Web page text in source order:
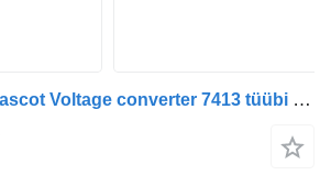
Pingemuundur Mascot Voltage converter 7413 tüübi jaoks sadulveoki Scania